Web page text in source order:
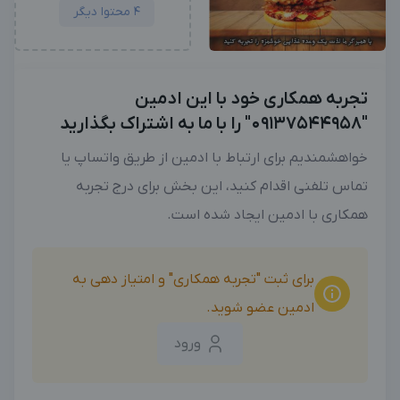
4 محتوا دیگر
تجربه همکاری خود با این ادمین
"09137544958" را با ما به اشتراک بگذارید
خواهشمندیم برای ارتباط با ادمین از طریق واتساپ یا
تماس تلفنی اقدام کنید، این بخش برای درج تجربه
همکاری با ادمین ایجاد شده است.
برای ثبت "تجربه همکاری" و امتیاز دهی به
ادمین عضو شوید.
ورود